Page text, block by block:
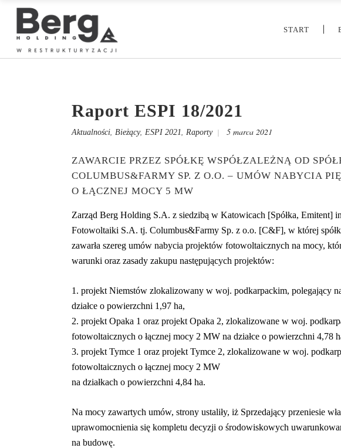
START
Raport ESPI 18/2021
Aktualności, Bieżący, ESPI 2021, Raporty 5 marca 2021
ZAWARCIE PRZEZ SPÓŁKĘ WSPÓŁZALEŻNĄ OD
COLUMBUS&FARMY SP. Z O.O. – UMÓW NABYCIA
O ŁĄCZNEJ MOCY 5 MW
Zarząd Berg Holding S.A. z siedzibą w Katowicach [Spółka, Emitent]
Fotowoltaiki S.A. tj. Columbus&Farmy Sp. z o.o. [C&F], w której
zawarła szereg umów nabycia projektów fotowoltaicznych na mocy,
warunki oraz zasady zakupu następujących projektów:
1. projekt Niemstów zlokalizowany w woj. podkarpackim, polegający
działce o powierzchni 1,97 ha,
2. projekt Opaka 1 oraz projekt Opaka 2, zlokalizowane w woj.
fotowoltaicznych o łącznej mocy 2 MW na działce o powierzchni 4,78
3. projekt Tymce 1 oraz projekt Tymce 2, zlokalizowane w woj.
fotowoltaicznych o łącznej mocy 2 MW
na działkach o powierzchni 4,84 ha.
Na mocy zawartych umów, strony ustaliły, iż Sprzedający przeniesie
uprawomocnienia się kompletu decyzji o środowiskowych
na budowę.